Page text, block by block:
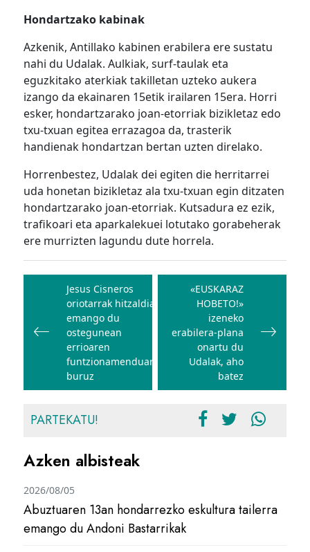
Hondartzako kabinak
Azkenik, Antillako kabinen erabilera ere sustatu
nahi du Udalak. Aulkiak, surf-taulak eta
eguzkitako aterkiak takilletan uzteko aukera
izango da ekainaren 15etik irailaren 15era. Horri
esker, hondartzarako joan-etorriak bizikletaz edo
txu-txuan egitea errazagoa da, trasterik
handienak hondartzan bertan uzten direlako.
Horrenbestez, Udalak dei egiten die herritarrei
uda honetan bizikletaz ala txu-txuan egin ditzaten
hondartzarako joan-etorriak. Kutsadura ez ezik,
trafikoari eta aparkalekuei lotutako gorabeherak
ere murrizten lagundu dute horrela.
Bidalketetan
zehar
nabigatu
Jesus Cisneros
oriotarrak hitzaldia
emango du
ostegunean
errioaren
funtzionamenduari
buruz
«EUSKARAZ
HOBETO!»
izeneko
erabilera-plana
onartu du
Udalak, aho
batez
PARTEKATU!
Azken albisteak
Abuztuaren 13an hondarrezko eskultura tailerra
emango du Andoni Bastarrikak
2026/08/05